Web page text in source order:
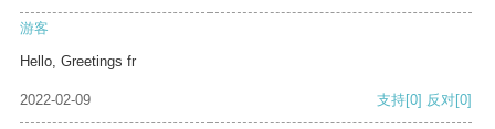
游客
Hello, Greetings fr
2022-02-09 支持[0] 反对[0]